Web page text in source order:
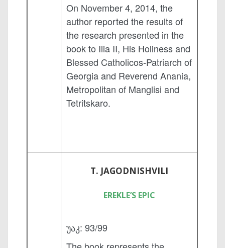
On November 4, 2014, the
author reported the results of
the research presented in the
book to Ilia II, His Holiness and
Blessed Catholicos-Patriarch of
Georgia and Reverend Anania,
Metropolitan of Manglisi and
Tetritskaro.
T. JAGODNISHVILI
EREKLE’S EPIC
უაკ: 93/99